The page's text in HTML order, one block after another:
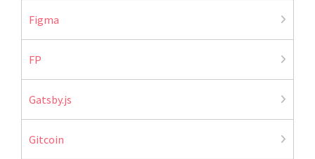
Figma
FP
Gatsby.js
Gitcoin